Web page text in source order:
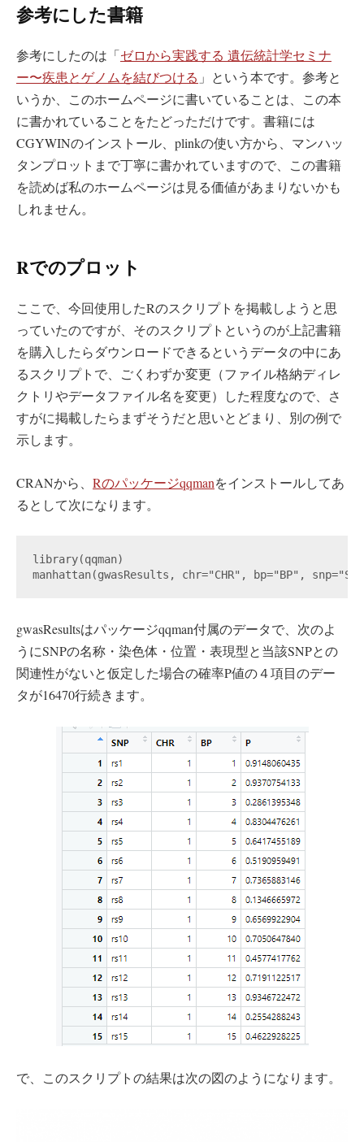
参考にした書籍
参考にしたのは「ゼロから実践する 遺伝統計学セミナ
ー〜疾患とゲノムを結びつける 」という本です。参考と
いうか、このホームページに書いていることは、この本
に書かれていることをたどっただけです。書籍には
CGYWINのインストール、plinkの使い方から、マンハッ
タンプロットまで丁寧に書かれていますので、この書籍
を読めば私のホームページは見る価値があまりないかも
しれません。
Rでのプロット
ここで、今回使用したRのスクリプトを掲載しようと思
っていたのですが、そのスクリプトというのが上記書籍
を購入したらダウンロードできるというデータの中にあ
るスクリプトで、ごくわずか変更（ファイル格納ディレ
クトリやデータファイル名を変更）した程度なので、さ
すがに掲載したらまずそうだと思いとどまり、別の例で
示します。
CRANから、 Rのパッケージqqmanをインストールしてあ
るとして次になります。
library(qqman)
manhattan(gwasResults, chr="CHR", bp="BP",
gwasResultsはパッケージqqman付属のデータで、次のよ
うにSNPの名称・染色体・位置・表現型と当該SNPとの
関連性がないと仮定した場合の確率P値の４項目のデー
タが16470行続きます。
で、このスクリプトの結果は次の図のようになります。